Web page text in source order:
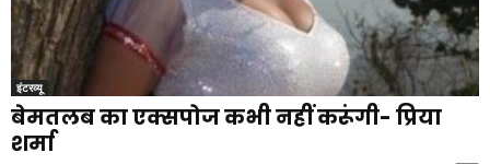
इंटरव्यू
बेमतलब का एक्सपोज कभी नहीं करूंगी- प्रिया
शर्मा